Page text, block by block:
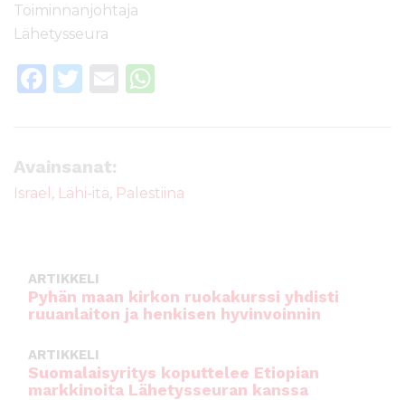
Toiminnanjohtaja
Lähetysseura
F
e
b
k
T
te
r
E
A
Avainsanat:
Israel , Lähi-itä, Palestiina
ARTIKKELI
Pyhän maan kirkon ruokakurssi yhdisti
ruuanlaiton ja henkisen hyvinvoinnin
ARTIKKELI
Suomalaisyritys koputtelee Etiopian
markkinoita Lähetysseuran kanssa